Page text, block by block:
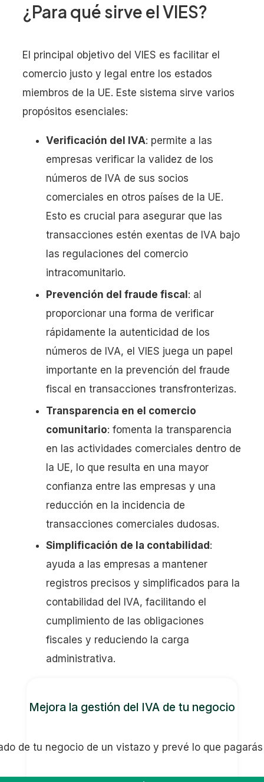
¿Para qué sirve el VIES?
El principal objetivo del VIES es facilitar el
comercio justo y legal entre los estados
miembros de la UE. Este sistema sirve varios
propósitos esenciales:
Verificación del IVA: permite a las
empresas verificar la validez de los
números de IVA de sus socios
comerciales en otros países de la UE.
Esto es crucial para asegurar que las
transacciones estén exentas de IVA bajo
las regulaciones del comercio
intracomunitario.
Prevención del fraude fiscal: al
proporcionar una forma de verificar
rápidamente la autenticidad de los
números de IVA, el VIES juega un papel
importante en la prevención del fraude
fiscal en transacciones transfronterizas.
Transparencia en el comercio
comunitario: fomenta la transparencia
en las actividades comerciales dentro de
la UE, lo que resulta en una mayor
confianza entre las empresas y una
reducción en la incidencia de
transacciones comerciales dudosas.
Simplificación de la contabilidad :
ayuda a las empresas a mantener
registros precisos y simplificados para la
contabilidad del IVA, facilitando el
cumplimiento de las obligaciones
fiscales y reduciendo la carga
administrativa.
Mejora la gestión del IVA de tu negocio
de tu negocio de un vistazo y prevé lo que